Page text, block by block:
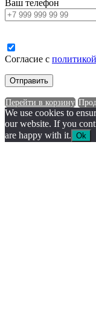
Ваш телефон
Согласие с
Перейти в корзину
We use cookies to
our website. If you
are happy with it. Ok